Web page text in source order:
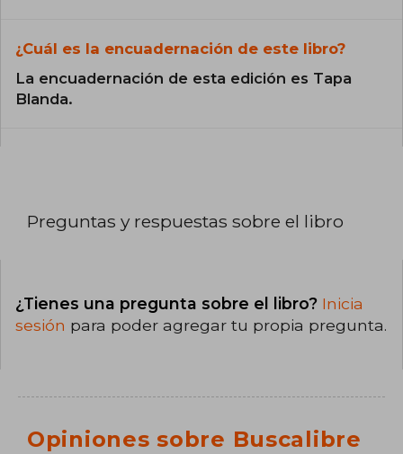
¿Cuál es la encuadernación de este libro?
La encuadernación de esta edición es Tapa
Blanda.
Preguntas y respuestas sobre el libro
¿Tienes una pregunta sobre el libro? Inicia
sesión para poder agregar tu propia pregunta.
Opiniones sobre Buscalibre